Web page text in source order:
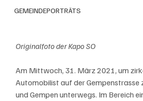
GEMEINDEPORTRÄTS
Originalfoto der Kapo SO
Am Mittwoch, 31. März 2021, um
Automobilist auf der Gempenstrasse
und Gempen unterwegs. Im Bereich